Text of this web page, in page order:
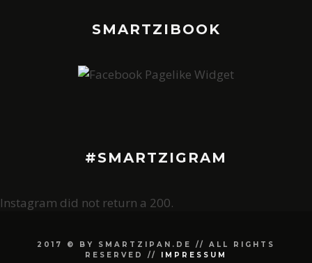
SMARTZIBOOK
#SMARTZIGRAM
Instagram did not return a 200.
2017 © BY SMARTZIPAN.DE // ALL RIGHTS
RESERVED // IMPRESSUM